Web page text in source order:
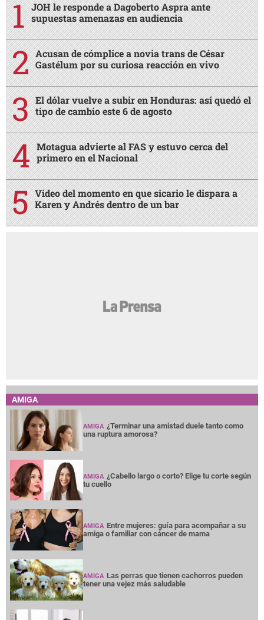
JOH le responde a Dagoberto Aspra ante
supuestas amenazas en audiencia
Acusan de cómplice a novia trans de César
Gastélum por su curiosa reacción en vivo
El dólar vuelve a subir en Honduras: así quedó el
tipo de cambio este 6 de agosto
Motagua advierte al FAS y estuvo cerca del
primero en el Nacional
Video del momento en que sicario le dispara a
Karen y Andrés dentro de un bar
AMIGA
AMIGA ¿Terminar una amistad duele tanto como
una ruptura amorosa?
AMIGA ¿Cabello largo o corto? Elige tu corte según
tu cuello
AMIGA Entre mujeres: guía para acompañar a su
amiga o familiar con cáncer de mama
AMIGA Las perras que tienen cachorros pueden
tener una vejez más saludable